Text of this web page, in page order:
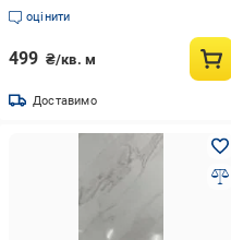
оцінити
499 ₴/кв. м
Доставимо